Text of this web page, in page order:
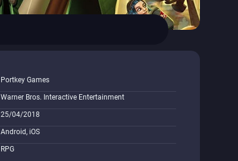
Portkey Games
Warner Bros. Interactive Entertainment
25/04/2018
Android, iOS
RPG